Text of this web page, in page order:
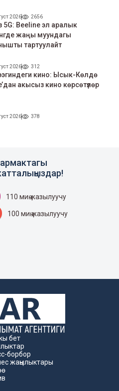
2026 2656
5G: Beeline эл аралык
жаңы муундагы
тартуулайт
2026 312
кино: Ысык-Көлдө
акысыз кино көрсөтүлөр
2026 378
110 миң жазылуучу
100 миң жазылуучу
бет
борбор
жаңылыктары